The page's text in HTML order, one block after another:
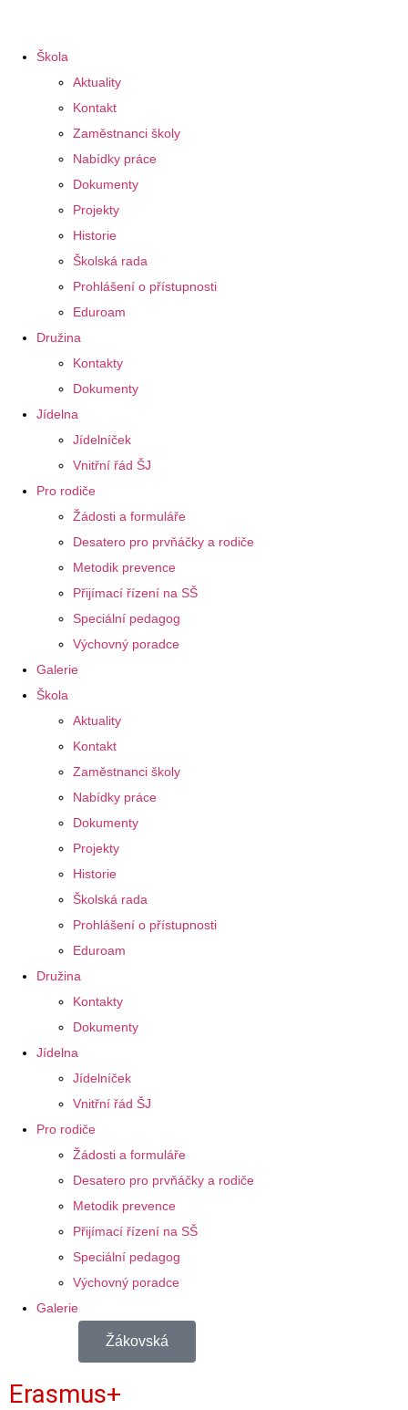
Škola
Aktuality
Kontakt
Zaměstnanci školy
Nabídky práce
Dokumenty
Projekty
Historie
Školská rada
Prohlášení o přístupnosti
Eduroam
Družina
Kontakty
Dokumenty
Jídelna
Jídelníček
Vnitřní řád ŠJ
Pro rodiče
Žádosti a formuláře
Desatero pro prvňáčky a rodiče
Metodik prevence
Přijímací řízení na SŠ
Speciální pedagog
Výchovný poradce
Galerie
Škola
Aktuality
Kontakt
Zaměstnanci školy
Nabídky práce
Dokumenty
Projekty
Historie
Školská rada
Prohlášení o přístupnosti
Eduroam
Družina
Kontakty
Dokumenty
Jídelna
Jídelníček
Vnitřní řád ŠJ
Pro rodiče
Žádosti a formuláře
Desatero pro prvňáčky a rodiče
Metodik prevence
Přijímací řízení na SŠ
Speciální pedagog
Výchovný poradce
Galerie
Žákovská
Erasmus+